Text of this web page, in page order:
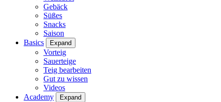
Gebäck
Süßes
Snacks
Saison
Basics
Expand
Vorteig
Sauerteige
Teig bearbeiten
Gut zu wissen
Videos
Academy
Expand